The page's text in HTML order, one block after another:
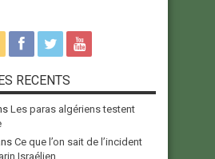
RECENTS
Les paras algériens testent
Ce que l’on sait de l’incident
Israélien